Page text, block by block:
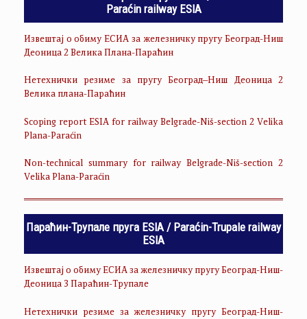
Paraćin railway ESIA
Извештај о обиму ЕСИА за железничку пругу Београд-Ниш
Деоница 2 Велика Плана-Параћин
Нетехнички резиме за пругу Београд–Ниш Деоница 2
Велика плана-Параћин
Scoping report ESIA for railway Belgrade-Niš-section 2 Velika
Plana-Paraćin
Non-technical summary for railway Belgrade-Niš-section 2
Velika Plana-Paraćin
Параћин-Трупале пруга ESIA / Paraćin-Trupale railway
ESIA
Извештај о обиму ЕСИА за железничку пругу Београд-Ниш-
Деоница 3 Параћин-Трупале
Нетехнички резиме за железничку пругу Београд-Ниш-